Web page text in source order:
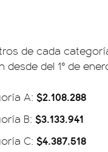
de cada
desde del 1° de
A: $2.108.288
B: $3.133.941
C: $4.387.518